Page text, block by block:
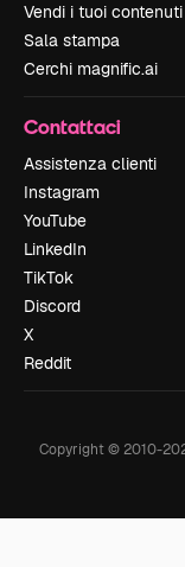
Vendi i tuoi contenuti
Sala stampa
Cerchi magnific.ai
Contattaci
Assistenza clienti
Instagram
YouTube
LinkedIn
TikTok
Discord
X
Reddit
Copyright © 2010-